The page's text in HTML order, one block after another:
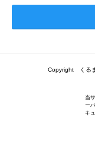
Copyright くる
当
ー
キ